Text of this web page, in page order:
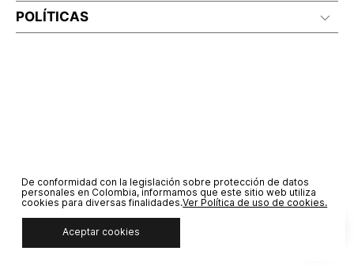
POLÍTICAS
De conformidad con la legislación sobre protección de datos
personales en Colombia, informamos que este sitio web utiliza
cookies para diversas finalidades.Ver Política de uso de cookies.
Aceptar cookies